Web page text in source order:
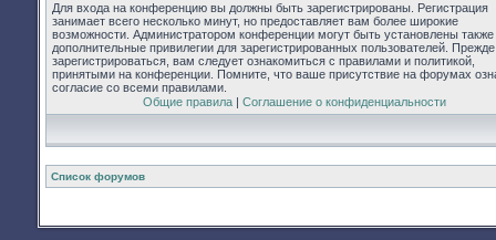
Для входа на конференцию вы должны быть зарегистрированы. Регистрация
занимает всего несколько минут, но предоставляет вам более широкие
возможности. Администратором конференции могут быть установлены также
дополнительные привилегии для зарегистрированных пользователей.
зарегистрироваться, вам следует ознакомиться с правилами и политикой,
принятыми на конференции. Помните, что ваше присутствие на форумах
согласие со всеми правилами.
Общие правила| Соглашение о конфиденциальности
Список форумов